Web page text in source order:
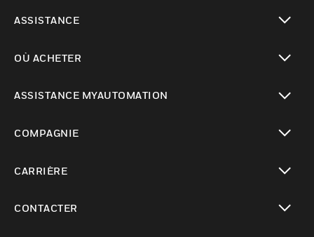
ASSISTANCE
OÙ ACHETER
ASSISTANCE MYAUTOMATION
COMPAGNIE
CARRIÈRE
CONTACTER